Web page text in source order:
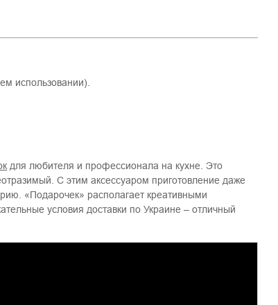
использовании).
для любителя и профессионала на кухне. Это
С этим аксессуаром приготовление даже
«Подарочек» располагает креативными
условия доставки по Украине – отличный